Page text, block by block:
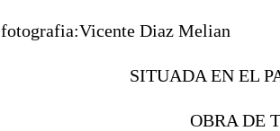
fotografia:Vicente Diaz Melian
SITUADA EN EL
OBRA DE